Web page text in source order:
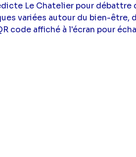
Le Chatelier pour
variées autour du bien-être,
code affiché à l'écran pour